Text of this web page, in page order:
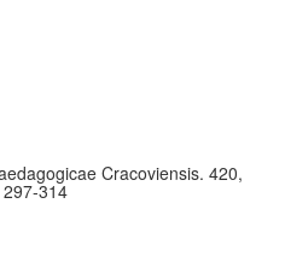
Cracoviensis. 420,
314